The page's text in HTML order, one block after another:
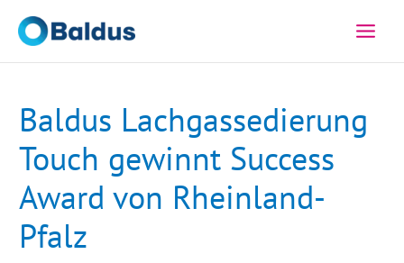
Inhalt
springen
Baldus Lachgassedierung
Touch gewinnt Success
Award von Rheinland-
Pfalz